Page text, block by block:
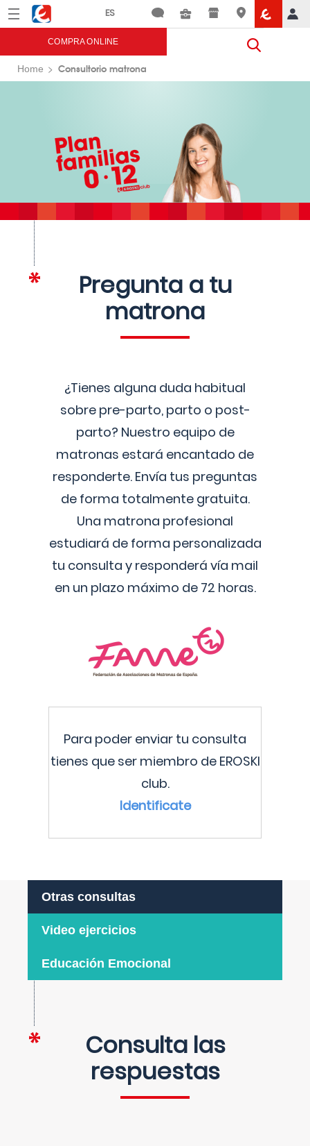
Menú Eroski
COMPRA ONLINE
Home Consultorio matrona
Pregunta a tu
matrona
¿Tienes alguna duda habitual
sobre pre-parto, parto o post-
parto? Nuestro equipo de
matronas estará encantado de
responderte. Envía tus preguntas
de forma totalmente gratuita.
Una matrona profesional
estudiará de forma personalizada
tu consulta y responderá vía mail
en un plazo máximo de 72 horas.
Para poder enviar tu consulta
tienes que ser miembro de EROSKI
club.
Identificate
Otras consultas
Video ejercicios
Educación Emocional
Consulta las
respuestas